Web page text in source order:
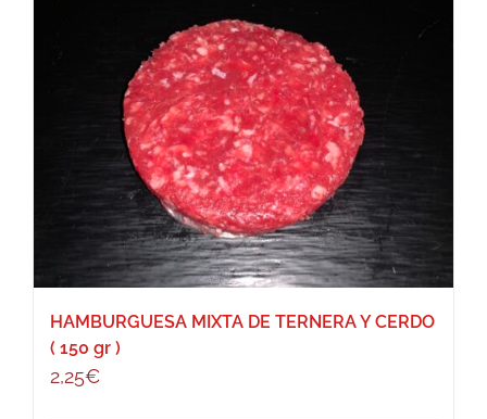
HAMBURGUESA MIXTA DE TERNERA Y CERDO
( 150 gr )
2,25€